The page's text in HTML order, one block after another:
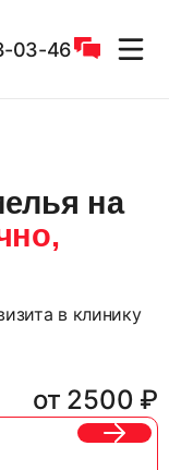
03-46
от 2500 ₽
на
в клинику